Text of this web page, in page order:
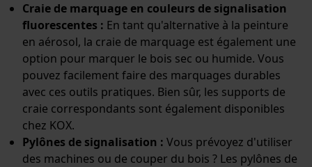
Craie de marquage en couleurs de signalisation
fluorescentes : En tant qu'alternative à la peinture
en aérosol, la craie de marquage est également une
option pour marquer le bois sec ou humide. Vous
pouvez facilement faire des marquages durables
avec ces outils pratiques. Bien sûr, les supports de
craie correspondants sont également disponibles
chez KOX.
Pylônes de signalisation : Vous prévoyez d'utiliser
des machines ou de couper du bois ? Les pylônes de
Cookies marketing
Google Global Site Tag
Microsoft Advertising Universal
Event Tracking